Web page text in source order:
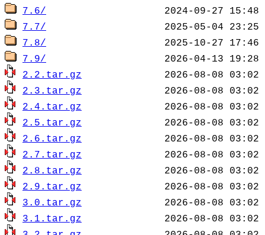
7.6/
7.7/
7.8/
7.9/
2.2.tar.gz
2.3.tar.gz
2.4.tar.gz
2.5.tar.gz
2.6.tar.gz
2.7.tar.gz
2.8.tar.gz
2.9.tar.gz
3.0.tar.gz
3.1.tar.gz